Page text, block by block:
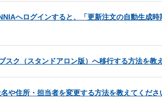
へログインすると、「更新注文の自動生成
スク（スタンドアロン版）へ移行する方法を教
や住所・担当者を変更する方法を教えてくださ